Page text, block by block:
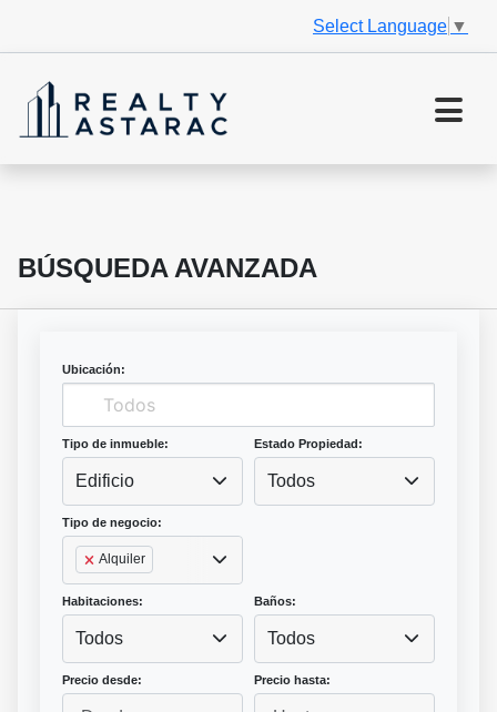
Select Language ▼
BÚSQUEDA AVANZADA
Ubicación:
Tipo de inmueble:
Edificio
Estado Propiedad:
Todos
Tipo de negocio:
Alquiler
Habitaciones:
Todos
Baños:
Todos
Precio desde: Precio hasta: